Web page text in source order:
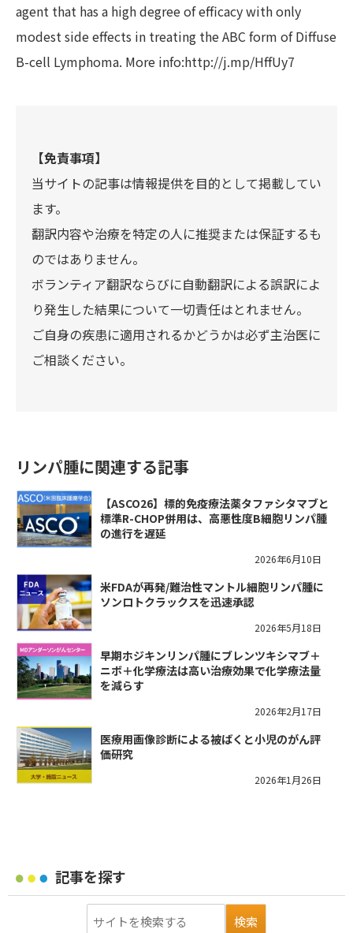
agent that has a high degree of efficacy with only
modest side effects in treating the ABC form of Diffuse
B-cell Lymphoma. More info:http://j.mp/HffUy7
【免責事項】
当サイトの記事は情報提供を目的として掲載してい
ます。
翻訳内容や治療を特定の人に推奨または保証するも
のではありません。
ボランティア翻訳ならびに自動翻訳による誤訳によ
り発生した結果について一切責任はとれません。
ご自身の疾患に適用されるかどうかは必ず主治医に
ご相談ください。
リンパ腫に関連する記事
【ASCO26】標的免疫療法薬タファシタマブと
標準R-CHOP併用は、高悪性度B細胞リンパ腫
の進行を遅延
2026年6月10日
米FDAが再発/難治性マントル細胞リンパ腫に
ソンロトクラックスを迅速承認
2026年5月18日
早期ホジキンリンパ腫にブレンツキシマブ＋
ニボ＋化学療法は高い治療効果で化学療法量
を減らす
2026年2月17日
医療用画像診断による被ばくと小児のがん評
価研究
2026年1月26日
記事を探す